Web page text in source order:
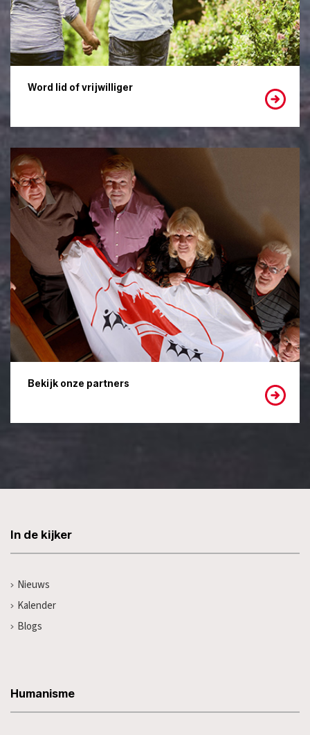
Word lid of vrijwilliger
Bekijk onze partners
In de kijker
Nieuws
Kalender
Blogs
Humanisme